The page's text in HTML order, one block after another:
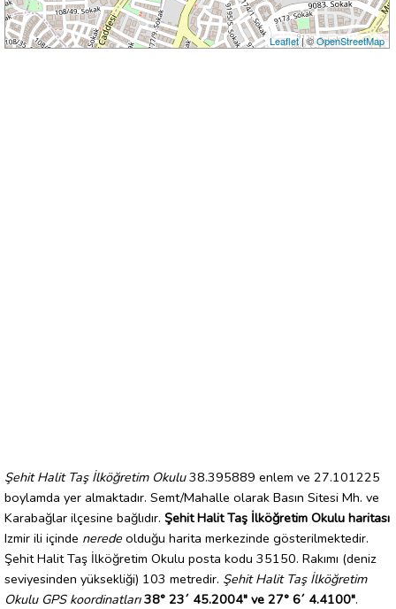
Leaflet| ©OpenStreetMap
Şehit Halit Taş İlköğretim Okulu38.395889 enlem ve 27.101225
boylamda yer almaktadır. Semt/Mahalle olarak Basın Sitesi Mh. ve
Karabağlar ilçesine bağlıdır. Şehit Halit Taş İlköğretim Okulu haritası
Izmir ili içinde nerede olduğu harita merkezinde gösterilmektedir.
Şehit Halit Taş İlköğretim Okulu posta kodu 35150. Rakımı (deniz
seviyesinden yüksekliği) 103 metredir. Şehit Halit Taş İlköğretim
Okulu GPS koordinatları 38° 23´ 45.2004" ve 27° 6´ 4.4100".